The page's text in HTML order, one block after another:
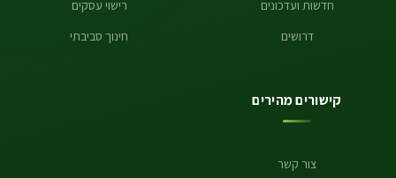
חדשות ועדכונים
דרושים
רישוי עסקים
חינוך סביבתי
קישורים מהירים
צור קשר